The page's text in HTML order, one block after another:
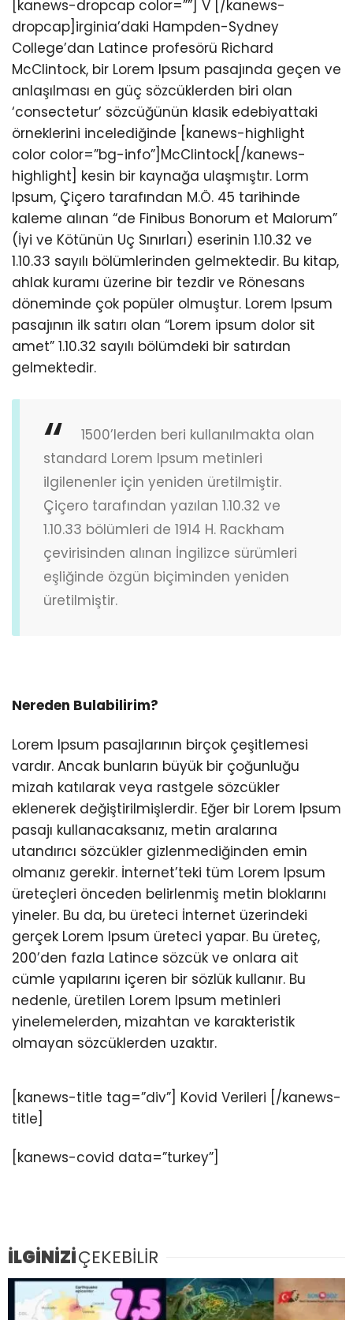
[kanews-dropcap color=””] V [/kanews-
dropcap]irginia’daki Hampden-Sydney
College’dan Latince profesörü Richard
McClintock, bir Lorem Ipsum pasajında geçen ve
anlaşılması en güç sözcüklerden biri olan
‘consectetur’ sözcüğünün klasik edebiyattaki
örneklerini incelediğinde [kanews-highlight
color color=”bg-info”]McClintock[/kanews-
highlight] kesin bir kaynağa ulaşmıştır. Lorm
Ipsum, Çiçero tarafından M.Ö. 45 tarihinde
kaleme alınan “de Finibus Bonorum et Malorum”
(İyi ve Kötünün Uç Sınırları) eserinin 1.10.32 ve
1.10.33 sayılı bölümlerinden gelmektedir. Bu kitap,
ahlak kuramı üzerine bir tezdir ve Rönesans
döneminde çok popüler olmuştur. Lorem Ipsum
pasajının ilk satırı olan “Lorem ipsum dolor sit
amet” 1.10.32 sayılı bölümdeki bir satırdan
gelmektedir.
1500’lerden beri kullanılmakta olan
standard Lorem Ipsum metinleri
ilgilenenler için yeniden üretilmiştir.
Çiçero tarafından yazılan 1.10.32 ve
1.10.33 bölümleri de 1914 H. Rackham
çevirisinden alınan İngilizce sürümleri
eşliğinde özgün biçiminden yeniden
üretilmiştir.
Nereden Bulabilirim?
Lorem Ipsum pasajlarının birçok çeşitlemesi
vardır. Ancak bunların büyük bir çoğunluğu
mizah katılarak veya rastgele sözcükler
eklenerek değiştirilmişlerdir. Eğer bir Lorem Ipsum
pasajı kullanacaksanız, metin aralarına
utandırıcı sözcükler gizlenmediğinden emin
olmanız gerekir. İnternet’teki tüm Lorem Ipsum
üreteçleri önceden belirlenmiş metin bloklarını
yineler. Bu da, bu üreteci İnternet üzerindeki
gerçek Lorem Ipsum üreteci yapar. Bu üreteç,
200’den fazla Latince sözcük ve onlara ait
cümle yapılarını içeren bir sözlük kullanır. Bu
nedenle, üretilen Lorem Ipsum metinleri
yinelemelerden, mizahtan ve karakteristik
olmayan sözcüklerden uzaktır.
[kanews-title tag=”div”] Kovid Verileri [/kanews-
title]
[kanews-covid data=”turkey”]
İLGİNİZİÇEKEBİLİR